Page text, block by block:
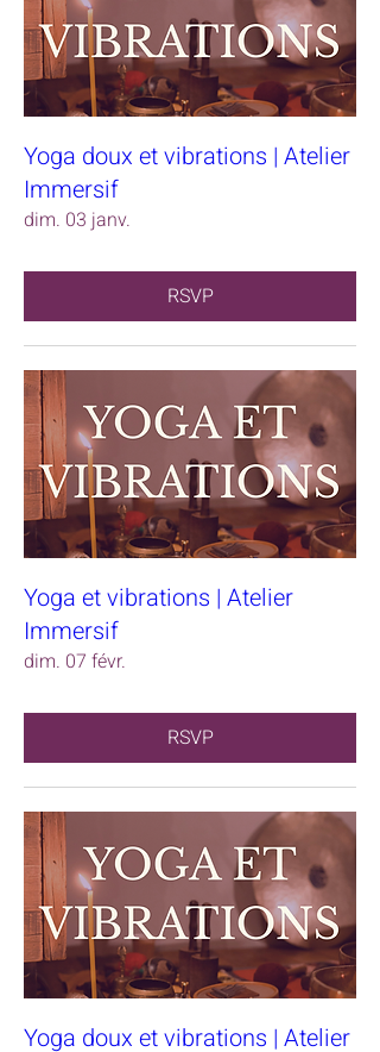
Yoga doux et vibrations | Atelier
Immersif
dim. 03 janv.
RSVP
Yoga et vibrations | Atelier
Immersif
dim. 07 févr.
RSVP
Yoga doux et vibrations | Atelier